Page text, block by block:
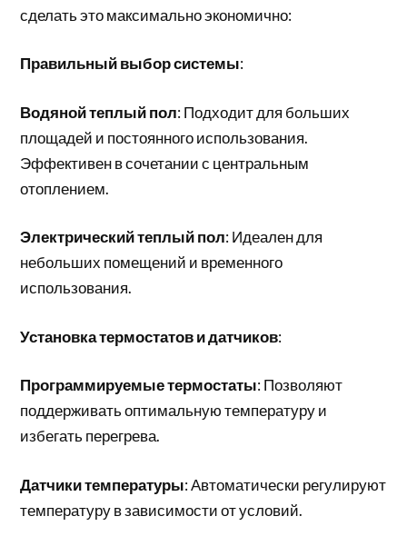
сделать это максимально экономично:
Правильный выбор системы:
Водяной теплый пол: Подходит для больших
площадей и постоянного использования.
Эффективен в сочетании с центральным
отоплением.
Электрический теплый пол: Идеален для
небольших помещений и временного
использования.
Установка термостатов и датчиков:
Программируемые термостаты: Позволяют
поддерживать оптимальную температуру и
избегать перегрева.
Датчики температуры: Автоматически регулируют
температуру в зависимости от условий.